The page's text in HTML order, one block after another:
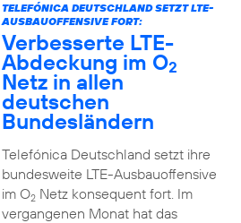
TELEFÓNICA DEUTSCHLAND SETZT LTE-
AUSBAUOFFENSIVE FORT:
Verbesserte LTE-
Abdeckung im O2
Netz in allen
deutschen
Bundesländern
Telefónica Deutschland setzt ihre
bundesweite LTE-Ausbauoffensive
im O2Netz konsequent fort. Im
vergangenen Monat hat das